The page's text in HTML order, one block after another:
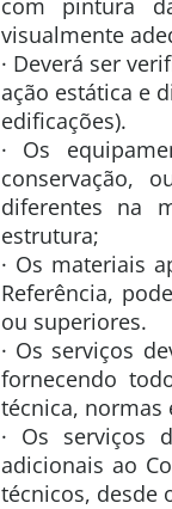
com pintura
visualmente
· Deverá ser
ação estática e
edificações).
· Os
conservação,
diferentes na
estrutura;
· Os materiais
Referência,
ou superiores.
· Os serviços
fornecendo
técnica, normas
· Os serviços
adicionais ao
técnicos, desde